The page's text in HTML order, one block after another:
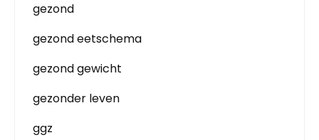
gezond
gezond eetschema
gezond gewicht
gezonder leven
ggz